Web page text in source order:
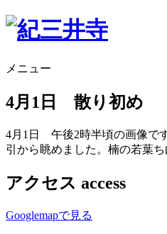
メニュー
4月1日 散り初め
4月1日 午後2時半頃の画像で
引から眺めました。楠の若葉ち
アクセス access
Googlemapで見る